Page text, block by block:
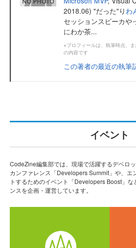
2018.06) "だった"りわ
セッションスピーカや
にわか茶...
※プロフィールは、執筆時点、
の内容です
この著者の最近の執筆
イベント
CodeZine編集部では、現場で活躍するデベロ
カンファレンス「Developers Summit」や、エ
トするためのイベント「Developers Boost」
ンスを企画・運営しています。